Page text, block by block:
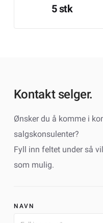
5 stk
Kontakt selger.
Ønsker du å komme i
salgskonsulenter?
Fyll inn feltet under så
som mulig.
NAVN